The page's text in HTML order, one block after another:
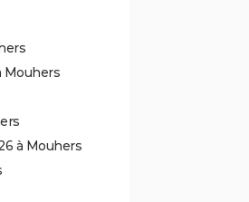
Mouhers
à Mouhers